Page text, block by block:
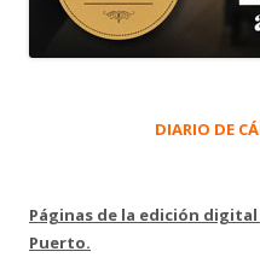
DIARIO DE
Páginas de la edición digital
Puerto.